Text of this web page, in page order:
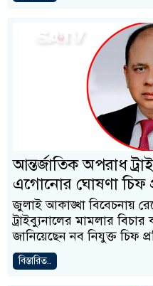
আন্তর্জাতিক অপরাধ
এগোনোর ঘোষণা চিফ
জুলাই আকাঙ্খা বিবেচনায়
ট্রাইব্যুনালের মামলার
জানিয়েছেন নব নিযুক্ত চিফ
বিস্তারিত..